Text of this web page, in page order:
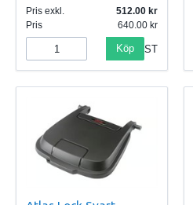
Pris exkl.
512.00
Pris
640.00
Köp ST